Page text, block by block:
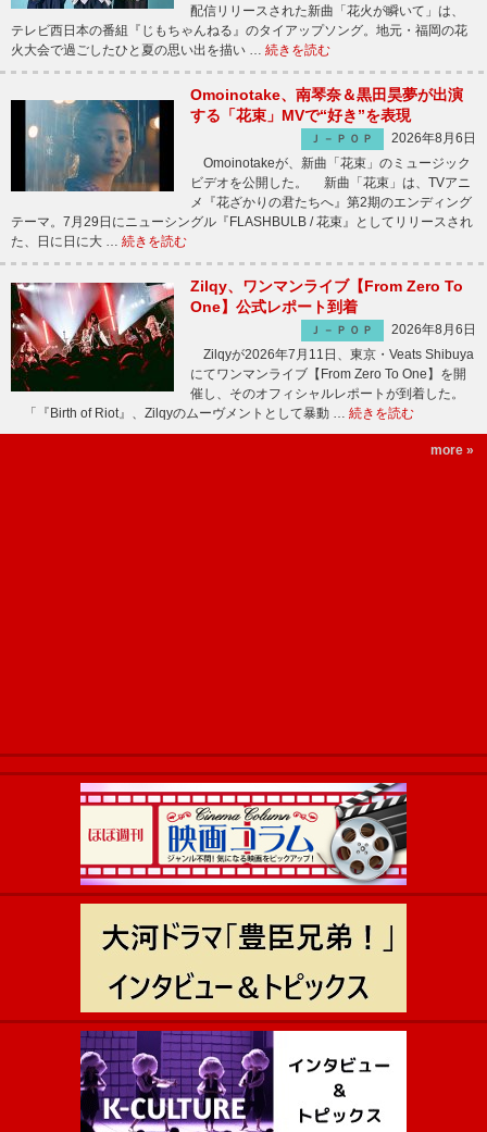
配信リリースされた新曲「花火が瞬いて」は、
テレビ西日本の番組『じもちゃんねる』のタイアップソング。地元・福岡の花
火大会で過ごしたひと夏の思い出を描い … 続きを読む
Omoinotake、南琴奈＆黒田昊夢が出演
する「花束」MVで“好き”を表現
Ｊ－ＰＯＰ
2026年8月6日
Omoinotakeが、新曲「花束」のミュージック
ビデオを公開した。 新曲「花束」は、TVアニ
メ『花ざかりの君たちへ』第2期のエンディング
テーマ。7月29日にニューシングル『FLASHBULB / 花束』としてリリースされ
た、日に日に大 … 続きを読む
Zilqy、ワンマンライブ【From Zero To
One】公式レポート到着
Ｊ－ＰＯＰ
2026年8月6日
Zilqyが2026年7月11日、東京・Veats Shibuya
にてワンマンライブ【From Zero To One】を開
催し、そのオフィシャルレポートが到着した。
「『Birth of Riot』、Zilqyのムーヴメントとして暴動 … 続きを読む
more »